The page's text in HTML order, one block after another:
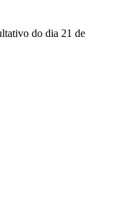
do dia 21 de